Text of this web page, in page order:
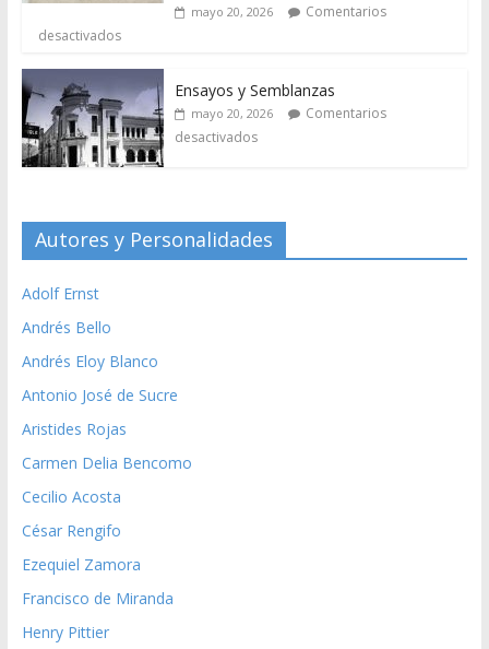
mayo 20, 2026
Comentarios
desactivados
Ensayos y Semblanzas
mayo 20, 2026
Comentarios
desactivados
Autores y Personalidades
Adolf Ernst
Andrés Bello
Andrés Eloy Blanco
Antonio José de Sucre
Aristides Rojas
Carmen Delia Bencomo
Cecilio Acosta
César Rengifo
Ezequiel Zamora
Francisco de Miranda
Henry Pittier